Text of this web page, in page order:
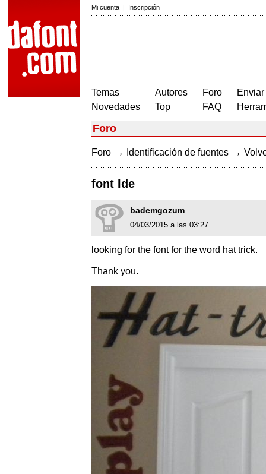
Mi cuenta | Inscripción
Temas
Novedades
Autores
Top
Foro
FAQ
Foro
Foro → Identificación de fuentes →
font Ide
bademgozum
04/03/2015 a las 03:27
looking for the font for the word hat trick.
Thank you.